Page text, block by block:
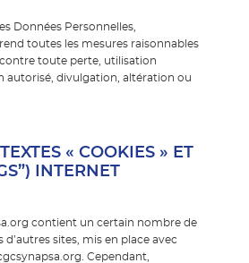
Données Personnelles,
toutes les mesures raisonnables
toute perte, utilisation
autorisé, divulgation, altération ou
« COOKIES » ET
INTERNET
contient un certain nombre de
d’autres sites, mis en place avec
Cependant,